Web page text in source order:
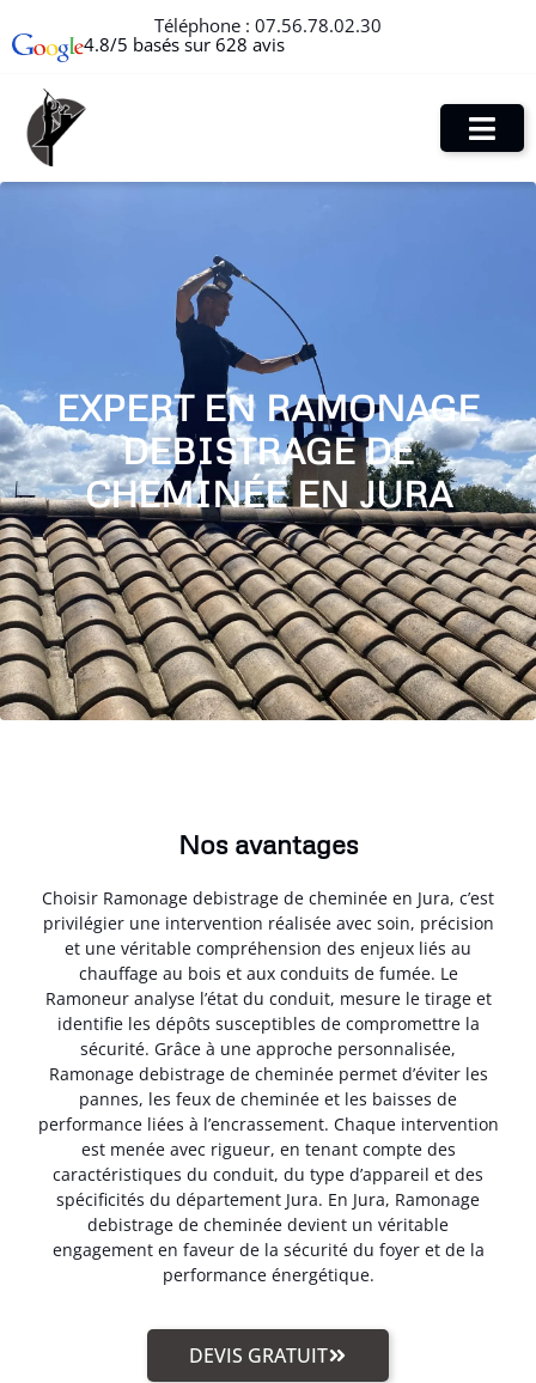
Téléphone : 07.56.78.02.30
4.8/5 basés sur 628 avis
EXPERT EN RAMONAGE
DEBISTRAGE DE
CHEMINÉE EN JURA
Nos avantages
Choisir Ramonage debistrage de cheminée en Jura, c’est
privilégier une intervention réalisée avec soin, précision
et une véritable compréhension des enjeux liés au
chauffage au bois et aux conduits de fumée. Le
Ramoneur analyse l’état du conduit, mesure le tirage et
identifie les dépôts susceptibles de compromettre la
sécurité. Grâce à une approche personnalisée,
Ramonage debistrage de cheminée permet d’éviter les
pannes, les feux de cheminée et les baisses de
performance liées à l’encrassement. Chaque intervention
est menée avec rigueur, en tenant compte des
caractéristiques du conduit, du type d’appareil et des
spécificités du département Jura. En Jura, Ramonage
debistrage de cheminée devient un véritable
engagement en faveur de la sécurité du foyer et de la
performance énergétique.
DEVIS GRATUIT